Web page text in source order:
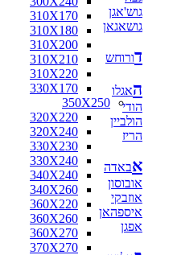
310X170
310X180
310X200
310X210
310X220
330X170
350X250
320X220
320X240
330X230
330X240
340X240
340X260
360X220
360X260
360X270
370X270
גוש'אגן
גושאגאן
דורוחש
האגלו
הודי
הולביין
הריז
אבאדה
אובוסון
אוזבקי
איספהאן
אפגן